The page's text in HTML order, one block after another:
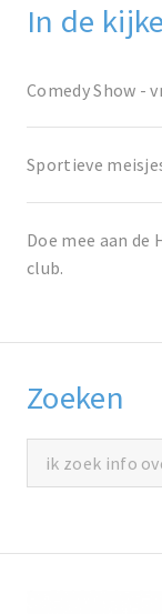
In de
Comedy Show -
Sportieve
Doe mee aan de
club.
Zoeken